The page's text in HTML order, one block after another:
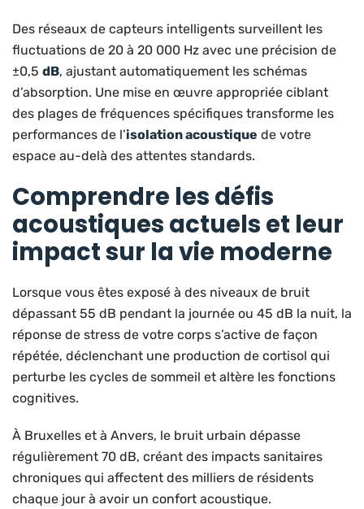
Des réseaux de capteurs intelligents surveillent les
fluctuations de 20 à 20 000 Hz avec une précision de
±0,5 dB, ajustant automatiquement les schémas
d’absorption. Une mise en œuvre appropriée ciblant
des plages de fréquences spécifiques transforme les
performances de l’isolation acoustique de votre
espace au-delà des attentes standards.
Comprendre les défis
acoustiques actuels et leur
impact sur la vie moderne
Lorsque vous êtes exposé à des niveaux de bruit
dépassant 55 dB pendant la journée ou 45 dB la nuit, la
réponse de stress de votre corps s’active de façon
répétée, déclenchant une production de cortisol qui
perturbe les cycles de sommeil et altère les fonctions
cognitives.
À Bruxelles et à Anvers, le bruit urbain dépasse
régulièrement 70 dB, créant des impacts sanitaires
chroniques qui affectent des milliers de résidents
chaque jour à avoir un confort acoustique.